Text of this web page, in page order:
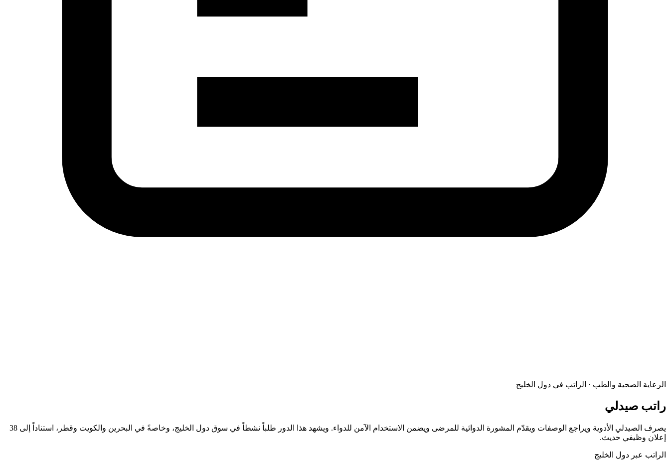
الرعاية الصحية والطب · الراتب في دول الخليج
راتب صيدلي
يصرف الصيدلي الأدوية ويراجع الوصفات ويقدّم المشورة الدوائية للمرضى ويضمن الاستخدام الآمن للدواء. ويشهد هذا الدور طلباً نشطاً في سوق دول الخليج، وخاصةً في البحرين والكويت وقطر، استناداً إلى 38
إعلان وظيفي حديث.
الراتب عبر دول الخليج